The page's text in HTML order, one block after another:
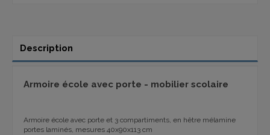
Description
Armoire école avec porte - mobilier scolaire
Armoire école avec porte et 3 compartiments, en hêtre mélamine
portes laminés, mesures 40x90x113 cm